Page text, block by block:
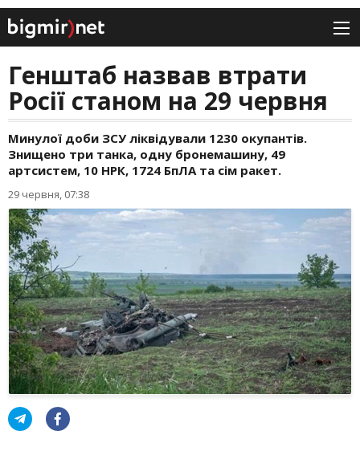
Генштаб назвав втрати
Росії станом на 29 червня
Минулої доби ЗСУ ліквідували 1230 окупантів.
Знищено три танка, одну бронемашину, 49
артсистем, 10 НРК, 1724 БпЛА та сім ракет.
29 червня, 07:38